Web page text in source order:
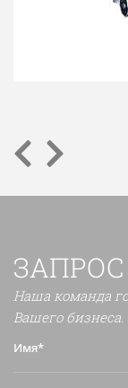
Наша команда
Вашего бизнеса.
Имя*